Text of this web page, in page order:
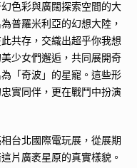
色彩與廣闊探索空間的大
普羅米利亞的幻想大陸，
共存，交織出超乎你我想
少女們邂逅，共同展開奇
「奇波」的星寵。這些形
實同伴，更在戰鬥中扮演
台北國際電玩展，從展期
片廣袤星原的真實樣貌。